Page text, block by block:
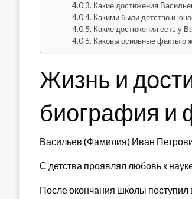
Какие достижения
Какими были детство и
Какие достижения есть у
Каковы основные факты о
Жизнь и
биография и
Васильев (Фамилия) Иван
С детства проявлял любовь к
После окончания школы поступил